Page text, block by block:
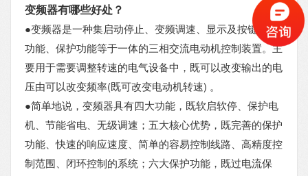
变频器有哪些好处？
●变频器是一种集启动停止、变频调速、显示及按键设置
功能、保护功能等于一体的三相交流电动机控制装置。主
要用于需要调整转速的电气设备中，既可以改变输出的电
压由可以改变频率(既可改变电动机转速) 。
●简单地说，变频器具有四大功能，既软启软停、保护电
机、节能省电、无级调速；五大核心优势，既完善的保护
功能、快速的响应速度、简单的容易控制线路、高精度控
制范围、闭环控制的系统；六大保护功能，既过电流保